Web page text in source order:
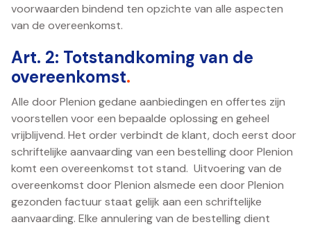
voorwaarden bindend ten opzichte van alle aspecten
van de overeenkomst.
Art. 2: Totstandkoming van de
overeenkomst.
Alle door Plenion gedane aanbiedingen en offertes zijn
voorstellen voor een bepaalde oplossing en geheel
vrijblijvend. Het order verbindt de klant, doch eerst door
schriftelijke aanvaarding van een bestelling door Plenion
komt een overeenkomst tot stand. Uitvoering van de
overeenkomst door Plenion alsmede een door Plenion
gezonden factuur staat gelijk aan een schriftelijke
aanvaarding. Elke annulering van de bestelling dient